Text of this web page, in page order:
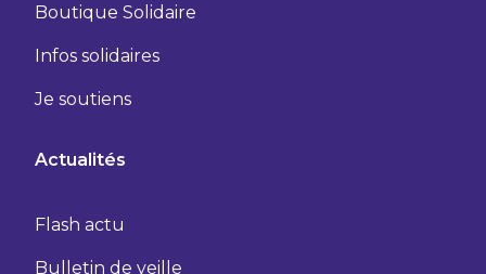
Boutique Solidaire
Infos solidaires
Je soutiens
Actualités
Flash actu
Bulletin de veille